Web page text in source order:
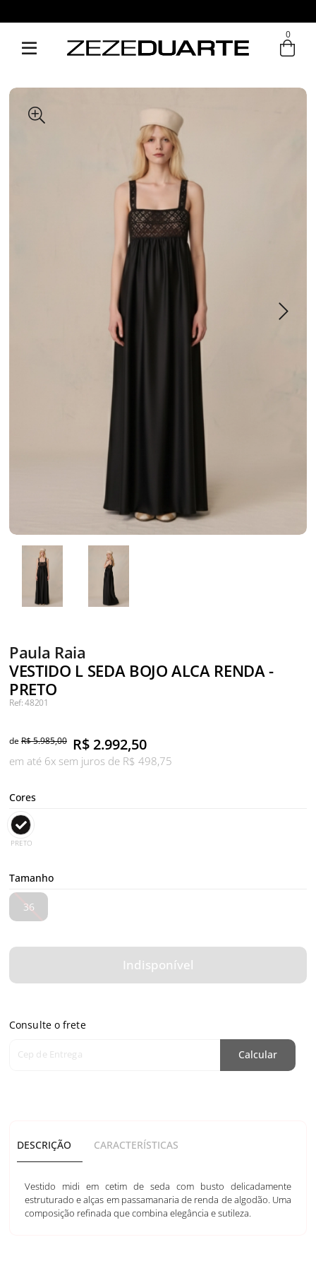
Entre com email ou cpf/cnpj
0
Paula Raia
VESTIDO L SEDA BOJO ALCA RENDA -
PRETO
Ref: 48201
deR$ 5.985,00 R$2.992,50
em até 6x sem juros de R$ 498,75
Cores
PRETO
Tamanho
36
Indisponível
Consulte o frete
Cep de Entrega Calcular
DESCRIÇÃO CARACTERÍSTICAS
Vestido midi em cetim de seda com busto delicadamente
estruturado e alças em passamanaria de renda de algodão. Uma
composição refinada que combina elegância e sutileza.